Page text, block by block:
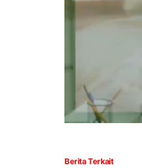
Berita Terkait